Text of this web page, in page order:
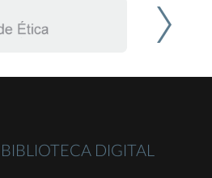
BIBLIOTECA DIGITAL